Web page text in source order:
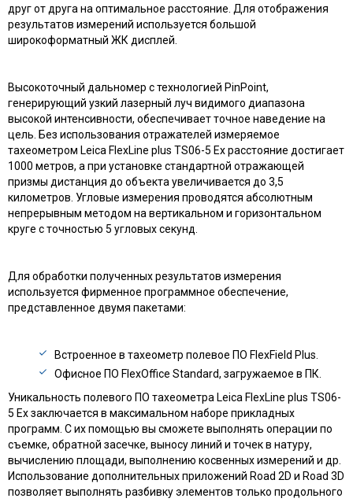
друг от друга на оптимальное расстояние. Для отображения
результатов измерений используется большой
широкоформатный ЖК дисплей.
Высокоточный дальномер с технологией PinPoint,
генерирующий узкий лазерный луч видимого диапазона
высокой интенсивности, обеспечивает точное наведение на
цель. Без использования отражателей измеряемое
тахеометром Leica FlexLine plus TS06-5 Ex расстояние достигает
1000 метров, а при установке стандартной отражающей
призмы дистанция до объекта увеличивается до 3,5
километров. Угловые измерения проводятся абсолютным
непрерывным методом на вертикальном и горизонтальном
круге с точностью 5 угловых секунд.
Для обработки полученных результатов измерения
используется фирменное программное обеспечение,
представленное двумя пакетами:
Встроенное в тахеометр полевое ПО FlexField Plus.
Офисное ПО FlexOffice Standard, загружаемое в ПК.
Уникальность полевого ПО тахеометра Leica FlexLine plus TS06-
5 Ex заключается в максимальном наборе прикладных
программ. С их помощью вы сможете выполнять операции по
съемке, обратной засечке, выносу линий и точек в натуру,
вычислению площади, выполнению косвенных измерений и др.
Использование дополнительных приложений Road 2D и Road 3D
позволяет выполнять разбивку элементов только продольного